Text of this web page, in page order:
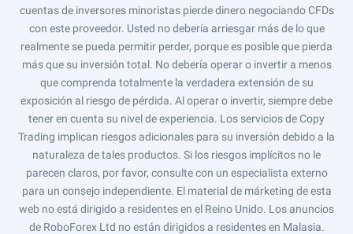
cuentas de inversores minoristas pierde dinero negociando CFDs
con este proveedor. Usted no debería arriesgar más de lo que
realmente se pueda permitir perder, porque es posible que pierda
más que su inversión total. No debería operar o invertir a menos
que comprenda totalmente la verdadera extensión de su
exposición al riesgo de pérdida. Al operar o invertir, siempre debe
tener en cuenta su nivel de experiencia. Los servicios de Copy
Trading implican riesgos adicionales para su inversión debido a la
naturaleza de tales productos. Si los riesgos implícitos no le
parecen claros, por favor, consulte con un especialista externo
para un consejo independiente. El material de márketing de esta
web no está dirigido a residentes en el Reino Unido. Los anuncios
de RoboForex Ltd no están dirigidos a residentes en Malasia.